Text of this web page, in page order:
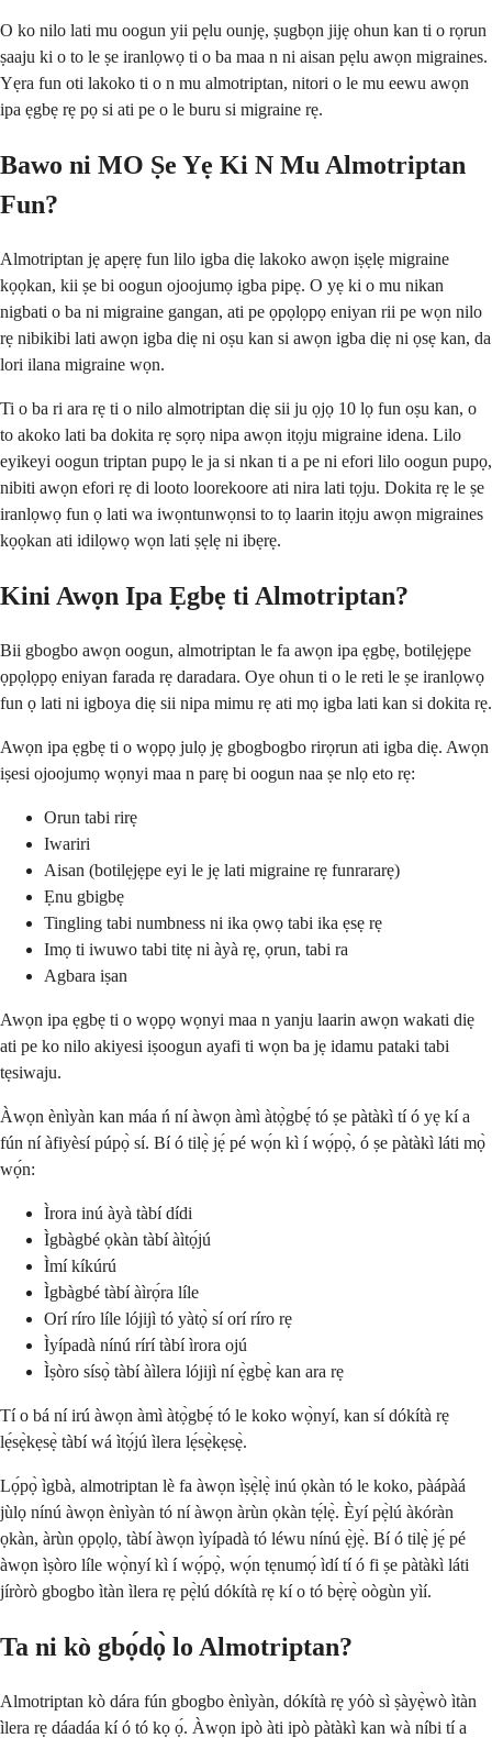
O ko nilo lati mu oogun yii pẹlu ounjẹ, ṣugbọn jijẹ ohun kan ti o rọrun
ṣaaju ki o to le ṣe iranlọwọ ti o ba maa n ni aisan pẹlu awọn migraines.
Yẹra fun oti lakoko ti o n mu almotriptan, nitori o le mu eewu awọn
ipa ẹgbẹ rẹ pọ si ati pe o le buru si migraine rẹ.
Bawo ni MO Ṣe Yẹ Ki N Mu Almotriptan
Fun?
Almotriptan jẹ apẹrẹ fun lilo igba diẹ lakoko awọn iṣẹlẹ migraine
kọọkan, kii ṣe bi oogun ojoojumọ igba pipẹ. O yẹ ki o mu nikan
nigbati o ba ni migraine gangan, ati pe ọpọlọpọ eniyan rii pe wọn nilo
rẹ nibikibi lati awọn igba diẹ ni oṣu kan si awọn igba diẹ ni ọsẹ kan, da
lori ilana migraine wọn.
Ti o ba ri ara rẹ ti o nilo almotriptan diẹ sii ju ọjọ 10 lọ fun oṣu kan, o
to akoko lati ba dokita rẹ sọrọ nipa awọn itọju migraine idena. Lilo
eyikeyi oogun triptan pupọ le ja si nkan ti a pe ni efori lilo oogun pupọ,
nibiti awọn efori rẹ di looto loorekoore ati nira lati tọju. Dokita rẹ le ṣe
iranlọwọ fun ọ lati wa iwọntunwọnsi to tọ laarin itọju awọn migraines
kọọkan ati idilọwọ wọn lati ṣẹlẹ ni ibẹrẹ.
Kini Awọn Ipa Ẹgbẹ ti Almotriptan?
Bii gbogbo awọn oogun, almotriptan le fa awọn ipa ẹgbẹ, botilẹjẹpe
ọpọlọpọ eniyan farada rẹ daradara. Oye ohun ti o le reti le ṣe iranlọwọ
fun ọ lati ni igboya diẹ sii nipa mimu rẹ ati mọ igba lati kan si dokita rẹ.
Awọn ipa ẹgbẹ ti o wọpọ julọ jẹ gbogbogbo rirọrun ati igba diẹ. Awọn
iṣesi ojoojumọ wọnyi maa n parẹ bi oogun naa ṣe nlọ eto rẹ:
Orun tabi rirẹ
Iwariri
Aisan (botilẹjẹpe eyi le jẹ lati migraine rẹ funrararẹ)
Ẹnu gbigbẹ
Tingling tabi numbness ni ika ọwọ tabi ika ẹsẹ rẹ
Imọ ti iwuwo tabi titẹ ni àyà rẹ, ọrun, tabi ra
Agbara iṣan
Awọn ipa ẹgbẹ ti o wọpọ wọnyi maa n yanju laarin awọn wakati diẹ
ati pe ko nilo akiyesi iṣoogun ayafi ti wọn ba jẹ idamu pataki tabi
tẹsiwaju.
Àwọn ènìyàn kan máa ń ní àwọn àmì àtọ̀gbẹ́ tó ṣe pàtàkì tí ó yẹ kí a
fún ní àfiyèsí púpọ̀ sí. Bí ó tilẹ̀ jẹ́ pé wọ́n kì í wọ́pọ̀, ó ṣe pàtàkì láti mọ̀
wọ́n:
Ìrora inú àyà tàbí dídi
Ìgbàgbé ọkàn tàbí àìtọ́jú
Ìmí kíkúrú
Ìgbàgbé tàbí àìrọ́ra líle
Orí ríro líle lójijì tó yàtọ̀ sí orí ríro rẹ
Ìyípadà nínú rírí tàbí ìrora ojú
Ìṣòro sísọ̀ tàbí àìlera lójijì ní ẹ̀gbẹ̀ kan ara rẹ
Tí o bá ní irú àwọn àmì àtọ̀gbẹ́ tó le koko wọ̀nyí, kan sí dókítà rẹ
lẹ́sẹ̀kẹsẹ̀ tàbí wá ìtọ́jú ìlera lẹ́sẹ̀kẹsẹ̀.
Lọ́pọ̀ ìgbà, almotriptan lè fa àwọn ìṣẹ̀lẹ̀ inú ọkàn tó le koko, pàápàá
jùlọ nínú àwọn ènìyàn tó ní àwọn àrùn ọkàn tẹ́lẹ̀. Èyí pẹ̀lú àkóràn
ọkàn, àrùn ọpọlọ, tàbí àwọn ìyípadà tó léwu nínú ẹ̀jẹ̀. Bí ó tilẹ̀ jẹ́ pé
àwọn ìṣòro líle wọ̀nyí kì í wọ́pọ̀, wọ́n tẹnumọ́ ìdí tí ó fi ṣe pàtàkì láti
jíròrò gbogbo ìtàn ìlera rẹ pẹ̀lú dókítà rẹ kí o tó bẹ̀rẹ̀ oògùn yìí.
Ta ni kò gbọ́dọ̀ lo Almotriptan?
Almotriptan kò dára fún gbogbo ènìyàn, dókítà rẹ yóò sì ṣàyẹ̀wò ìtàn
ìlera rẹ dáadáa kí ó tó kọ ọ́. Àwọn ipò àti ipò pàtàkì kan wà níbi tí a